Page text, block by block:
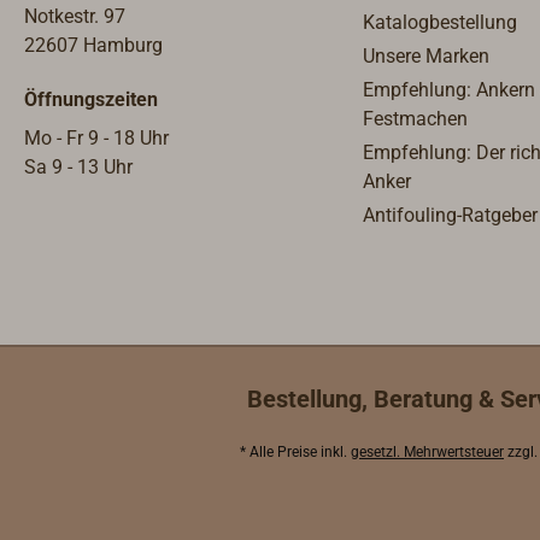
in
Notkestr. 97
22607 Hamburg
Öffnungszeiten
Mo - Fr 9 - 18 Uhr
Sa 9 - 13 Uhr
Katalogbestellung
Unsere Marken
Empfehlung: Ankern
Festmachen
Empfehlung: Der
Anker
Antifouling-Ratgeber
Bestellung, Beratung &
* Alle Preise inkl. gesetzl. Mehrwertsteuer zzgl.